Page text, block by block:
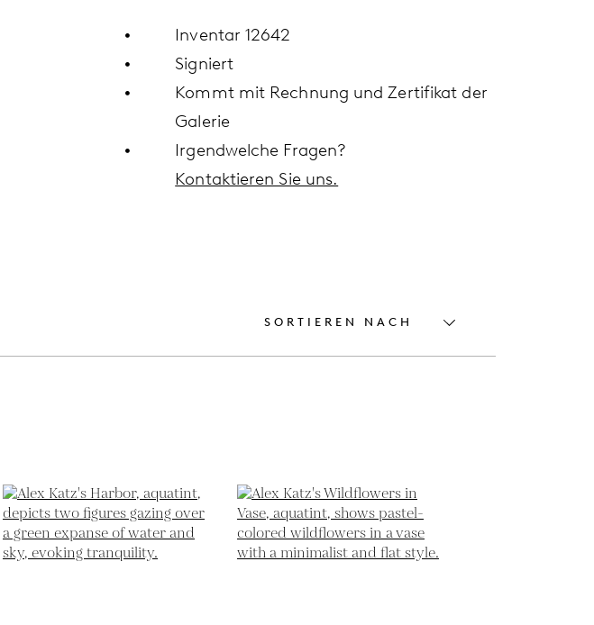
Inventar 12642
Signiert
Kommt mit Rechnung und Zertifikat der
Galerie
Irgendwelche Fragen?
Kontaktieren Sie uns.
SORTIEREN NACH